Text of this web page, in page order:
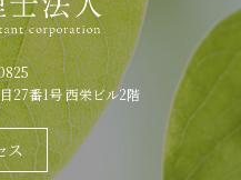
27番1号 西栄ビル2階
ス